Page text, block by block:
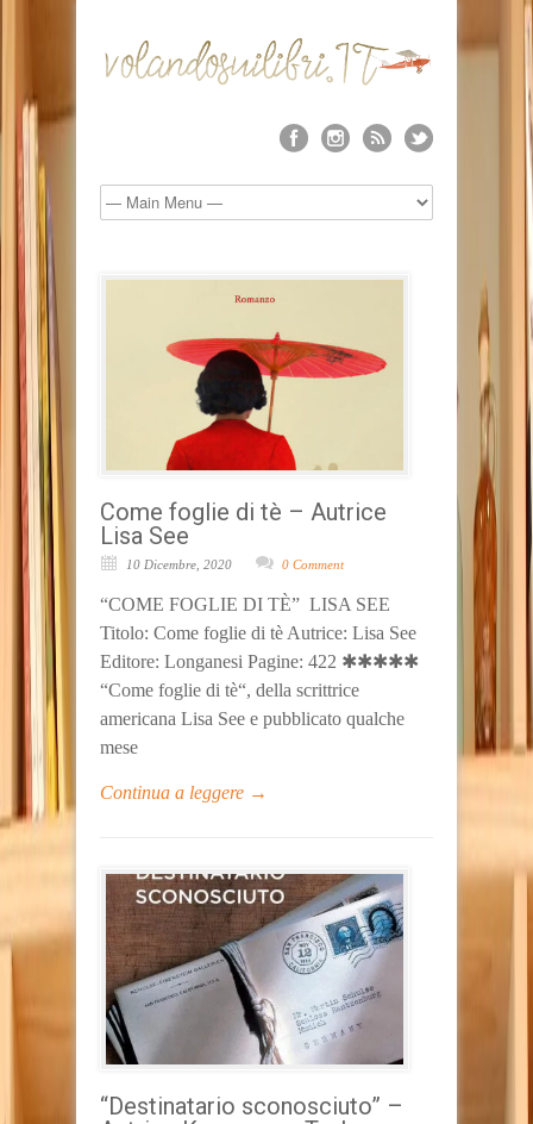
Come foglie di tè – Autrice
Lisa See
10 Dicembre, 2020 0 Comment
“COME FOGLIE DI TÈ” LISA SEE
Titolo: Come foglie di tè Autrice: Lisa See
Editore: Longanesi Pagine: 422 ✱✱✱✱✱
“Come foglie di tè“, della scrittrice
americana Lisa See e pubblicato qualche
mese
Continua a leggere →
“Destinatario sconosciuto” –